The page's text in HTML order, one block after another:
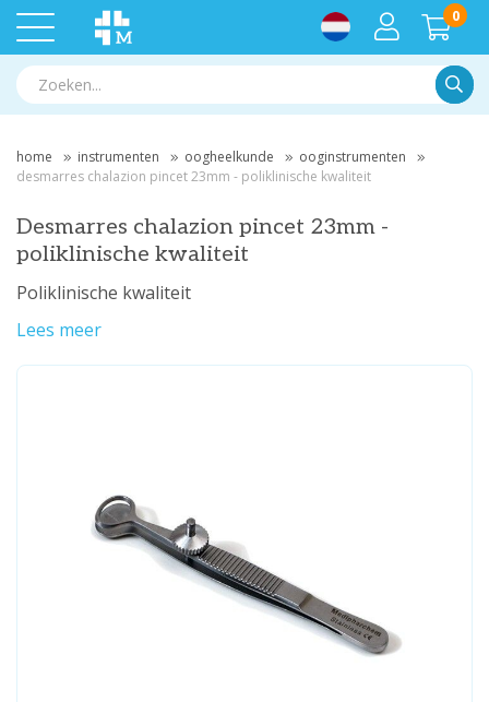
0
home instrumenten oogheelkunde
ooginstrumenten
desmarres chalazion pincet 23mm - poliklinische kwaliteit
Desmarres chalazion pincet 23mm -
poliklinische kwaliteit
Poliklinische kwaliteit
Lees meer